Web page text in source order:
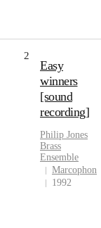
2
Easy
winners
[sound
recording]
Philip Jones
Brass
Ensemble
Marcophon
1992